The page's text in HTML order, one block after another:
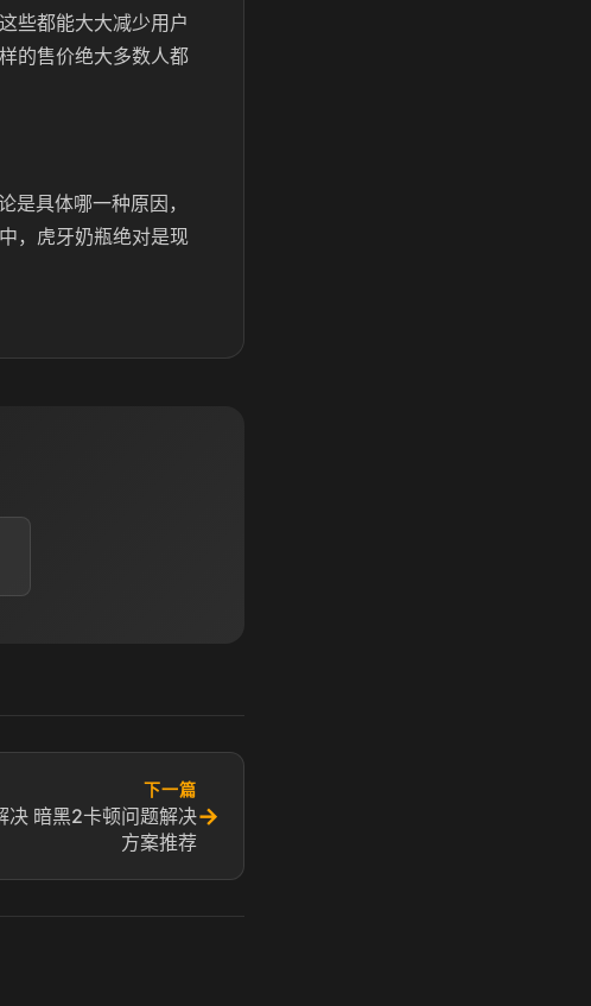
些都能大大减少用户
的售价绝大多数人都
具体哪一种原因，
，虎牙奶瓶绝对是现
下一篇
决 暗黑2卡顿问题解决
方案推荐
→